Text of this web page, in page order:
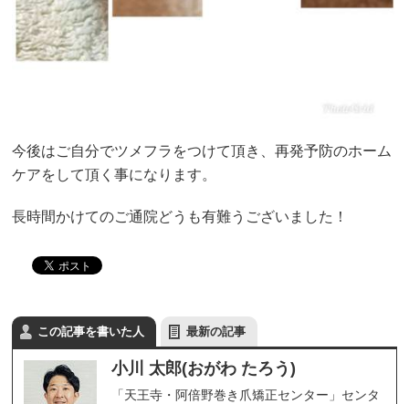
今後はご自分でツメフラをつけて頂き、再発予防のホーム
ケアをして頂く事になります。
長時間かけてのご通院どうも有難うございました！
この記事を書いた人 最新の記事
小川 太郎(おがわ たろう)
「天王寺・阿倍野巻き爪矯正センター」センタ